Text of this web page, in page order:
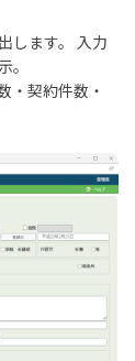
します。 入力
。
・契約件数・